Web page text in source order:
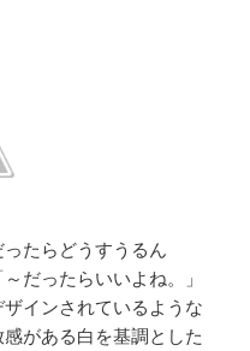
たらどうすうるん
だったらいいよね。」
インされているような
がある白を基調とした